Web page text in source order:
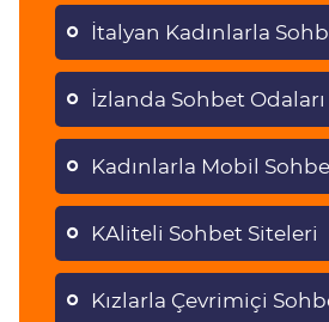
İtalyan Kadınlarla
İzlanda Sohbet Odaları
Kadınlarla Mobil
KAliteli Sohbet Siteleri
Kızlarla Çevrimiçi